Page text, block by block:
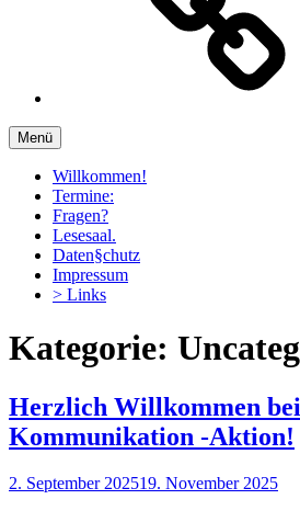
Menü
Willkommen!
Termine:
Fragen?
Lesesaal.
Daten§chutz
Impressum
> Links
Kategorie:
Herzlich Willkommen
Kommunikation -Aktion!
2. September 202519. November 2025